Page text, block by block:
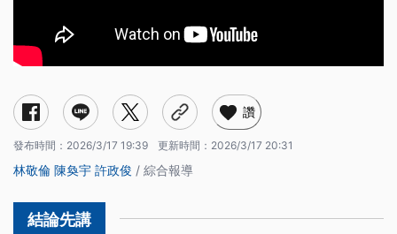
讚
發布時間： 2026/3/17 19:39 更新時間： 2026/3/17 20:31
林敬倫 陳奐宇 許政俊 / 綜合報導